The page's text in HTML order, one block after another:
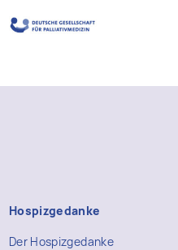
Hospizgedanke
Der Hospizgedanke